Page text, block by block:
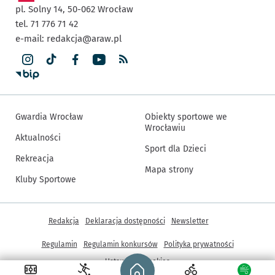
Strona główna - wroclaw.pl
pl. Solny 14, 50-062 Wrocław
tel. 71 776 71 42
e-mail: redakcja@araw.pl
Gwardia Wrocław
Aktualności
Rekreacja
Kluby Sportowe
Obiekty sportowe we
Wrocławiu
Sport dla Dzieci
Mapa strony
Inne informacje
Redakcja Deklaracja dostępności Newsletter
Regulamin Regulamin konkursów
Polityka prywatności
Ustawienia cookies